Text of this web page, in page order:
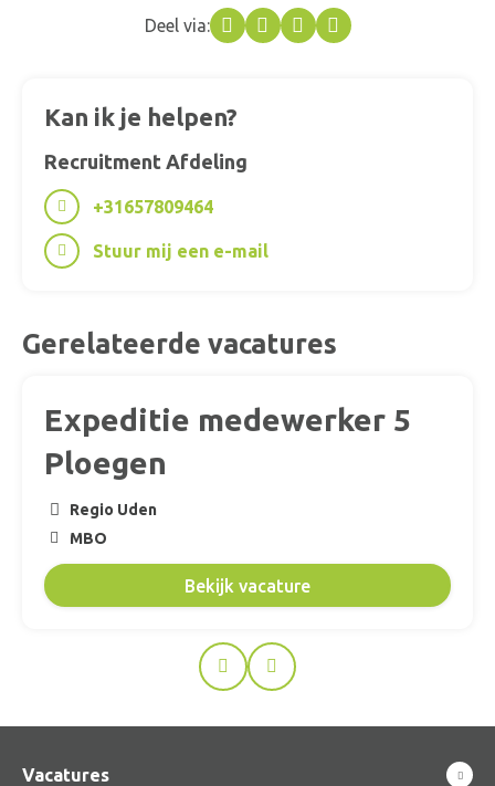
Deel via: Facebook
TwitterLinkedInWhatsApp
Kan ik je helpen?
Recruitment Afdeling
+31657809464
Stuur mij een e-mail
Gerelateerde vacatures
Expeditie medewerker 5
Ploegen
Regio Uden
MBO
Bekijk vacature
Prev Next
Vacatures